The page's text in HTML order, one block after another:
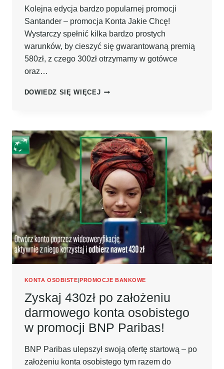
Kolejna edycja bardzo popularnej promocji
Santander – promocja Konta Jakie Chcę!
Wystarczy spełnić kilka bardzo prostych
warunków, by cieszyć się gwarantowaną premią
580zł, z czego 300zł otrzymamy w gotówce
oraz…
DOWIEDZ SIĘ WIĘCEJTERAZ
PREMII
580ZŁ
PO
ZAŁOŻENIU
KONTA
JAKIE
CHCĘ
SANTANDER
BANK
POLSKA
OSZCZĘDZAJ
NA
8%!
KONTA OSOBISTE PROMOCJE BANKOWE
Zyskaj 430zł po założeniu
darmowego konta osobistego
w promocji BNP Paribas!
BNP Paribas ulepszył swoją ofertę startową – po
założeniu konta osobistego tym razem do